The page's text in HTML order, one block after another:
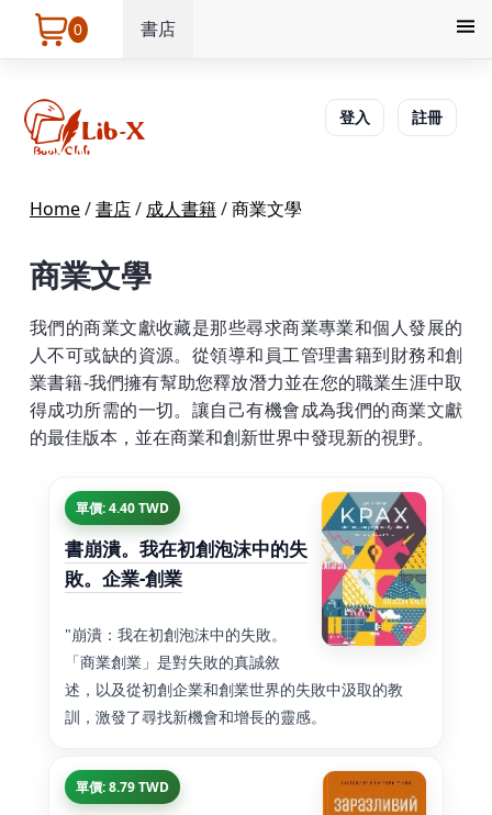
0 書店
登入 註冊
Home/書店/ 成人書籍/商業文學
商業文學
我們的商業文獻收藏是那些尋求商業專業和個人發展的
人不可或缺的資源。從領導和員工管理書籍到財務和創
業書籍-我們擁有幫助您釋放潛力並在您的職業生涯中取
得成功所需的一切。讓自己有機會成為我們的商業文獻
的最佳版本，並在商業和創新世界中發現新的視野。
單價: 4.40 TWD
書崩潰。我在初創泡沫中的失
敗。企業-創業
"崩潰：我在初創泡沫中的失敗。
「商業創業」是對失敗的真誠敘
述，以及從初創企業和創業世界的失敗中汲取的教
訓，激發了尋找新機會和增長的靈感。
單價: 8.79 TWD